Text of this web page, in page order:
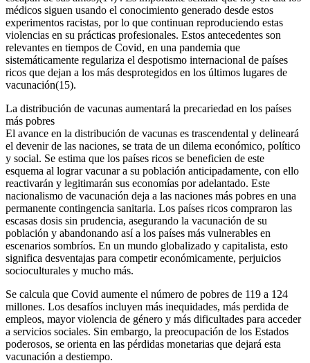
médicos siguen usando el conocimiento generado desde estos
experimentos racistas, por lo que continuan reproduciendo estas
violencias en su prácticas profesionales. Estos antecedentes son
relevantes en tiempos de Covid, en una pandemia que
sistemáticamente regulariza el despotismo internacional de países
ricos que dejan a los más desprotegidos en los últimos lugares de
vacunación(15).
La distribución de vacunas aumentará la precariedad en los países
más pobres
El avance en la distribución de vacunas es trascendental y delineará
el devenir de las naciones, se trata de un dilema económico, político
y social. Se estima que los países ricos se beneficien de este
esquema al lograr vacunar a su población anticipadamente, con ello
reactivarán y legitimarán sus economías por adelantado. Este
nacionalismo de vacunación deja a las naciones más pobres en una
permanente contingencia sanitaria. Los países ricos compraron las
escasas dosis sin prudencia, asegurando la vacunación de su
población y abandonando así a los países más vulnerables en
escenarios sombríos. En un mundo globalizado y capitalista, esto
significa desventajas para competir económicamente, perjuicios
socioculturales y mucho más.
Se calcula que Covid aumente el número de pobres de 119 a 124
millones. Los desafíos incluyen más inequidades, más perdida de
empleos, mayor violencia de género y más dificultades para acceder
a servicios sociales. Sin embargo, la preocupación de los Estados
poderosos, se orienta en las pérdidas monetarias que dejará esta
vacunación a destiempo.